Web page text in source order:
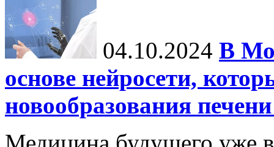
04.10.2024 В
основе нейросети,
новообразования